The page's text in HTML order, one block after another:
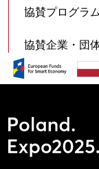
協賛プログラム
協賛企業・団